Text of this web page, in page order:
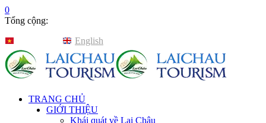
0
Tổng cộng:
English
TRANG CHỦ
GIỚI THIỆU
Khái quát về Lai Châu